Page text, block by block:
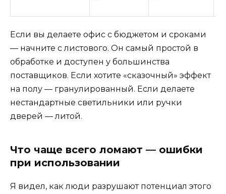
Если вы делаете офис с бюджетом и сроками
— начните с листового. Он самый простой в
обработке и доступен у большинства
поставщиков. Если хотите «сказочный» эффект
на полу — гранулированный. Если делаете
нестандартные светильники или ручки
дверей — литой.
Что чаще всего ломают — ошибки
при использовании
Я видел, как люди разрушают потенциал этого